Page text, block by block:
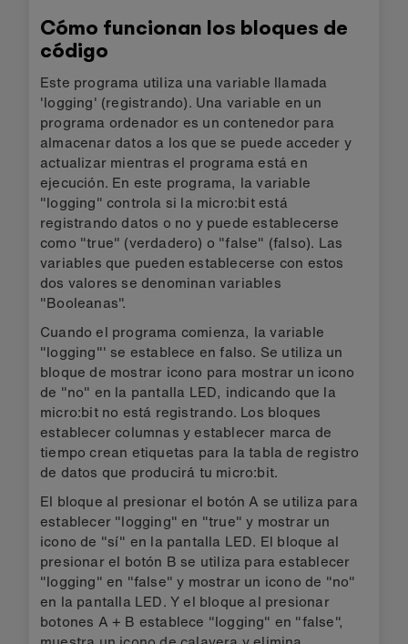
Cómo funcionan los bloques de
código
Este programa utiliza una variable llamada
'logging' (registrando). Una variable en un
programa ordenador es un contenedor para
almacenar datos a los que se puede acceder y
actualizar mientras el programa está en
ejecución. En este programa, la variable
"logging" controla si la micro:bit está
registrando datos o no y puede establecerse
como "true" (verdadero) o "false" (falso). Las
variables que pueden establecerse con estos
dos valores se denominan variables
"Booleanas".
Cuando el programa comienza, la variable
"logging"' se establece en falso. Se utiliza un
bloque de mostrar icono para mostrar un icono
de "no" en la pantalla LED, indicando que la
micro:bit no está registrando. Los bloques
establecer columnas y establecer marca de
tiempo crean etiquetas para la tabla de registro
de datos que producirá tu micro:bit.
El bloque al presionar el botón A se utiliza para
establecer "logging" en "true" y mostrar un
icono de "sí" en la pantalla LED. El bloque al
presionar el botón B se utiliza para establecer
"logging" en "false" y mostrar un icono de "no"
en la pantalla LED. Y el bloque al presionar
botones A + B establece "logging" en "false",